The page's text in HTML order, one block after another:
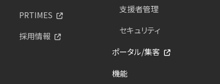
PRTIMES
採用情報
支援者管理
セキュリティ
ポータル/集客
機能